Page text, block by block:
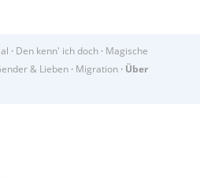
· Den kenn' ich doch · Magische
& Lieben· Migration· Über